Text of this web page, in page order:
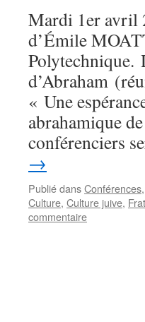
Mardi 1er avril
d’Émile
Polytechnique.
d’Abraham
« Une
abrahamique
conférenciers
→
Publié dansConférences,
Culture, Culture juive,
commentaire